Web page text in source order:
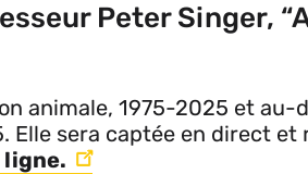
Peter Singer,
animale, 1975-2025 et au-
sera captée en direct et
ligne.